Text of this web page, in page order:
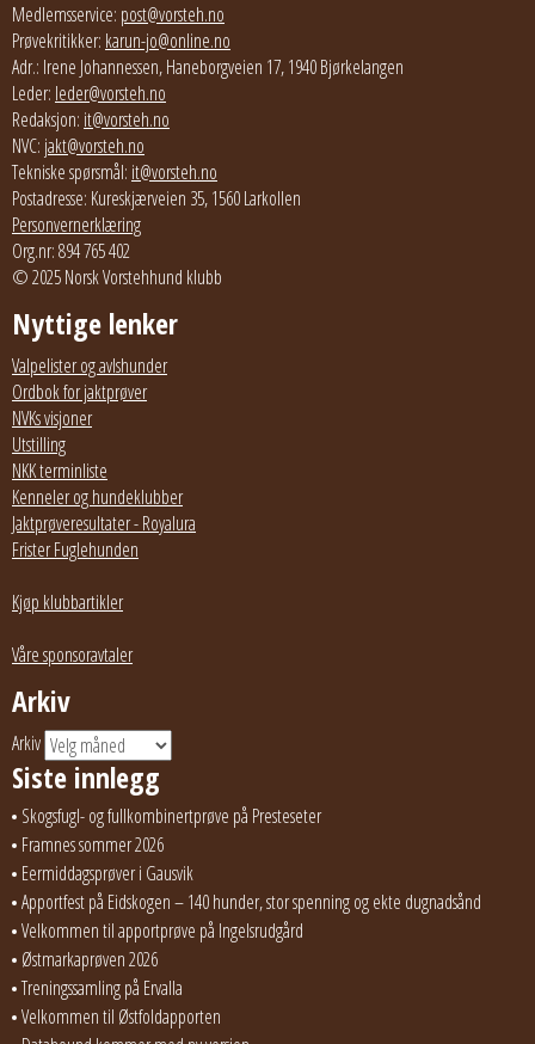
Medlemsservice: post@vorsteh.no
Prøvekritikker: karun-jo@online.no
Adr.: Irene Johannessen, Haneborgveien 17, 1940 Bjørkelangen
Leder: leder@vorsteh.no
Redaksjon: it@vorsteh.no
NVC: jakt@vorsteh.no
Tekniske spørsmål: it@vorsteh.no
Postadresse: Kureskjærveien 35, 1560 Larkollen
Personvernerklæring
Org.nr: 894 765 402
© 2025 Norsk Vorstehhund klubb
Nyttige lenker
Valpelister og avlshunder
Ordbok for jaktprøver
NVKs visjoner
Utstilling
NKK terminliste
Kenneler og hundeklubber
Jaktprøveresultater - Royalura
Frister Fuglehunden
Kjøp klubbartikler
Våre sponsoravtaler
Arkiv
Arkiv
Siste innlegg
Skogsfugl- og fullkombinertprøve på Presteseter
Framnes sommer 2026
Eermiddagsprøver i Gausvik
Apportfest på Eidskogen – 140 hunder, stor spenning og ekte dugnadsånd
Velkommen til apportprøve på Ingelsrudgård
Østmarkaprøven 2026
Treningssamling på Ervalla
Velkommen til Østfoldapporten